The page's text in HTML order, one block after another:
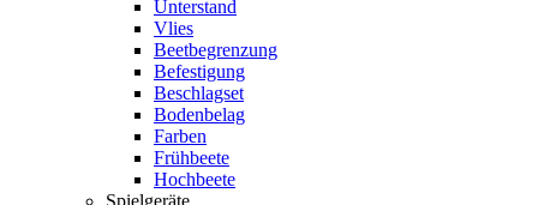
Unterstand
Vlies
Beetbegrenzung
Befestigung
Beschlagset
Bodenbelag
Farben
Frühbeete
Hochbeete